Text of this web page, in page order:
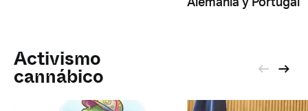
Alemania y Portugal
Activismo
cannábico